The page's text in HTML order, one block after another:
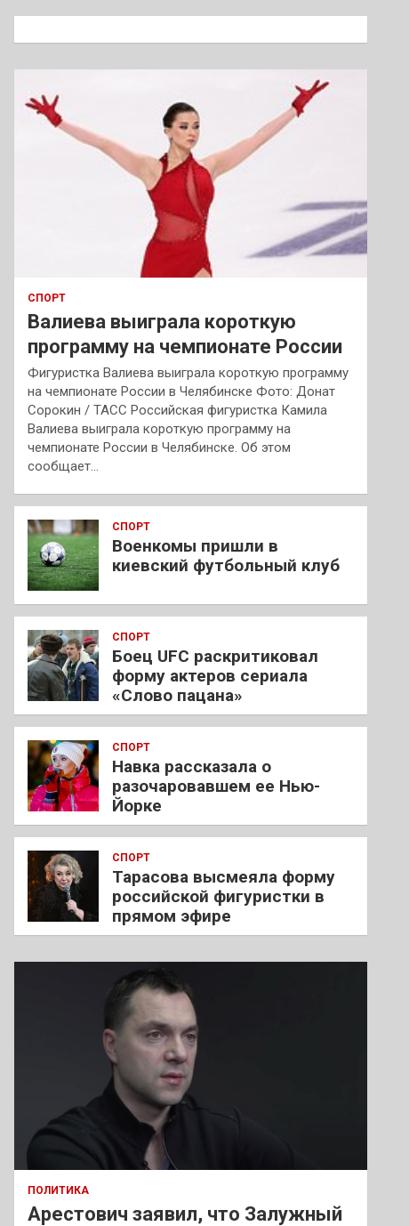
к
СПОРТ
Валиева выиграла короткую
программу на чемпионате России
Фигуристка Валиева выиграла короткую программу
на чемпионате России в Челябинске Фото: Донат
Сорокин / ТАСС Российская фигуристка Камила
Валиева выиграла короткую программу на
чемпионате России в Челябинске. Об этом
сообщает…
СПОРТ
Военкомы пришли в
киевский футбольный клуб
СПОРТ
Боец UFC раскритиковал
форму актеров сериала
«Слово пацана»
СПОРТ
Навка рассказала о
разочаровавшем ее Нью-
Йорке
СПОРТ
Тарасова высмеяла форму
российской фигуристки в
прямом эфире
ПОЛИТИКА
Арестович заявил, что Залужный